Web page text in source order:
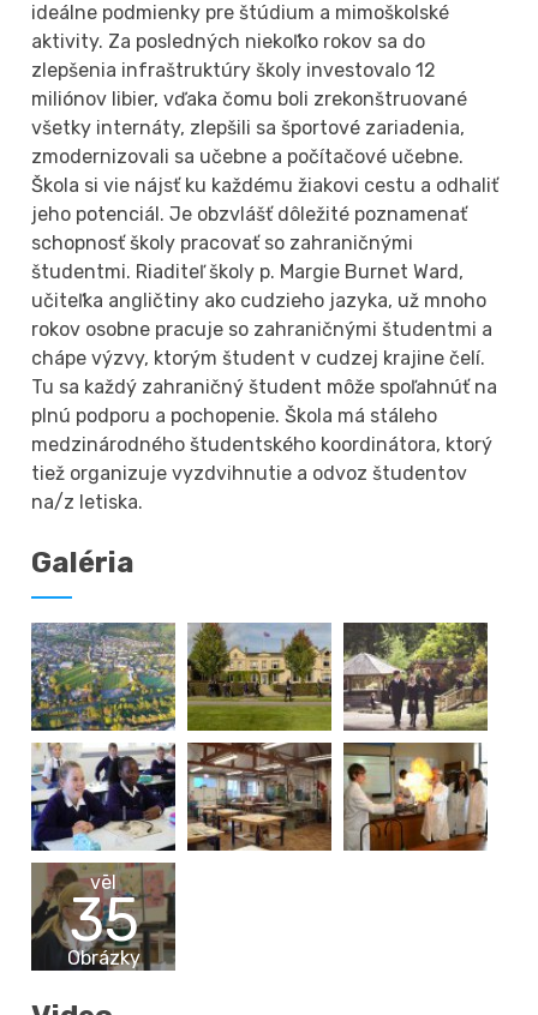
ideálne podmienky pre štúdium a mimoškolské
aktivity. Za posledných niekoľko rokov sa do
zlepšenia infraštruktúry školy investovalo 12
miliónov libier, vďaka čomu boli zrekonštruované
všetky internáty, zlepšili sa športové zariadenia,
zmodernizovali sa učebne a počítačové učebne.
Škola si vie nájsť ku každému žiakovi cestu a odhaliť
jeho potenciál. Je obzvlášť dôležité poznamenať
schopnosť školy pracovať so zahraničnými
študentmi. Riaditeľ školy p. Margie Burnet Ward,
učiteľka angličtiny ako cudzieho jazyka, už mnoho
rokov osobne pracuje so zahraničnými študentmi a
chápe výzvy, ktorým študent v cudzej krajine čelí.
Tu sa každý zahraničný študent môže spoľahnúť na
plnú podporu a pochopenie. Škola má stáleho
medzinárodného študentského koordinátora, ktorý
tiež organizuje vyzdvihnutie a odvoz študentov
na/z letiska.
Galéria
vēl
35
Obrázky